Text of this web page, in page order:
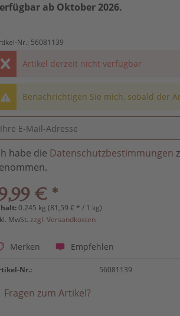
ab Oktober 2026.
Nr.: 56081139
Artikel derzeit nicht verfügbar
Benachrichtigen Sie mich, sobald der
habe die Datenschutzbestimmungen
€ *
0.245 kg (81,59 € * / 1 kg)
MwSt.zzgl. Versandkosten
Merken Empfehlen
Nr.: 56081139
Fragen zum Artikel?